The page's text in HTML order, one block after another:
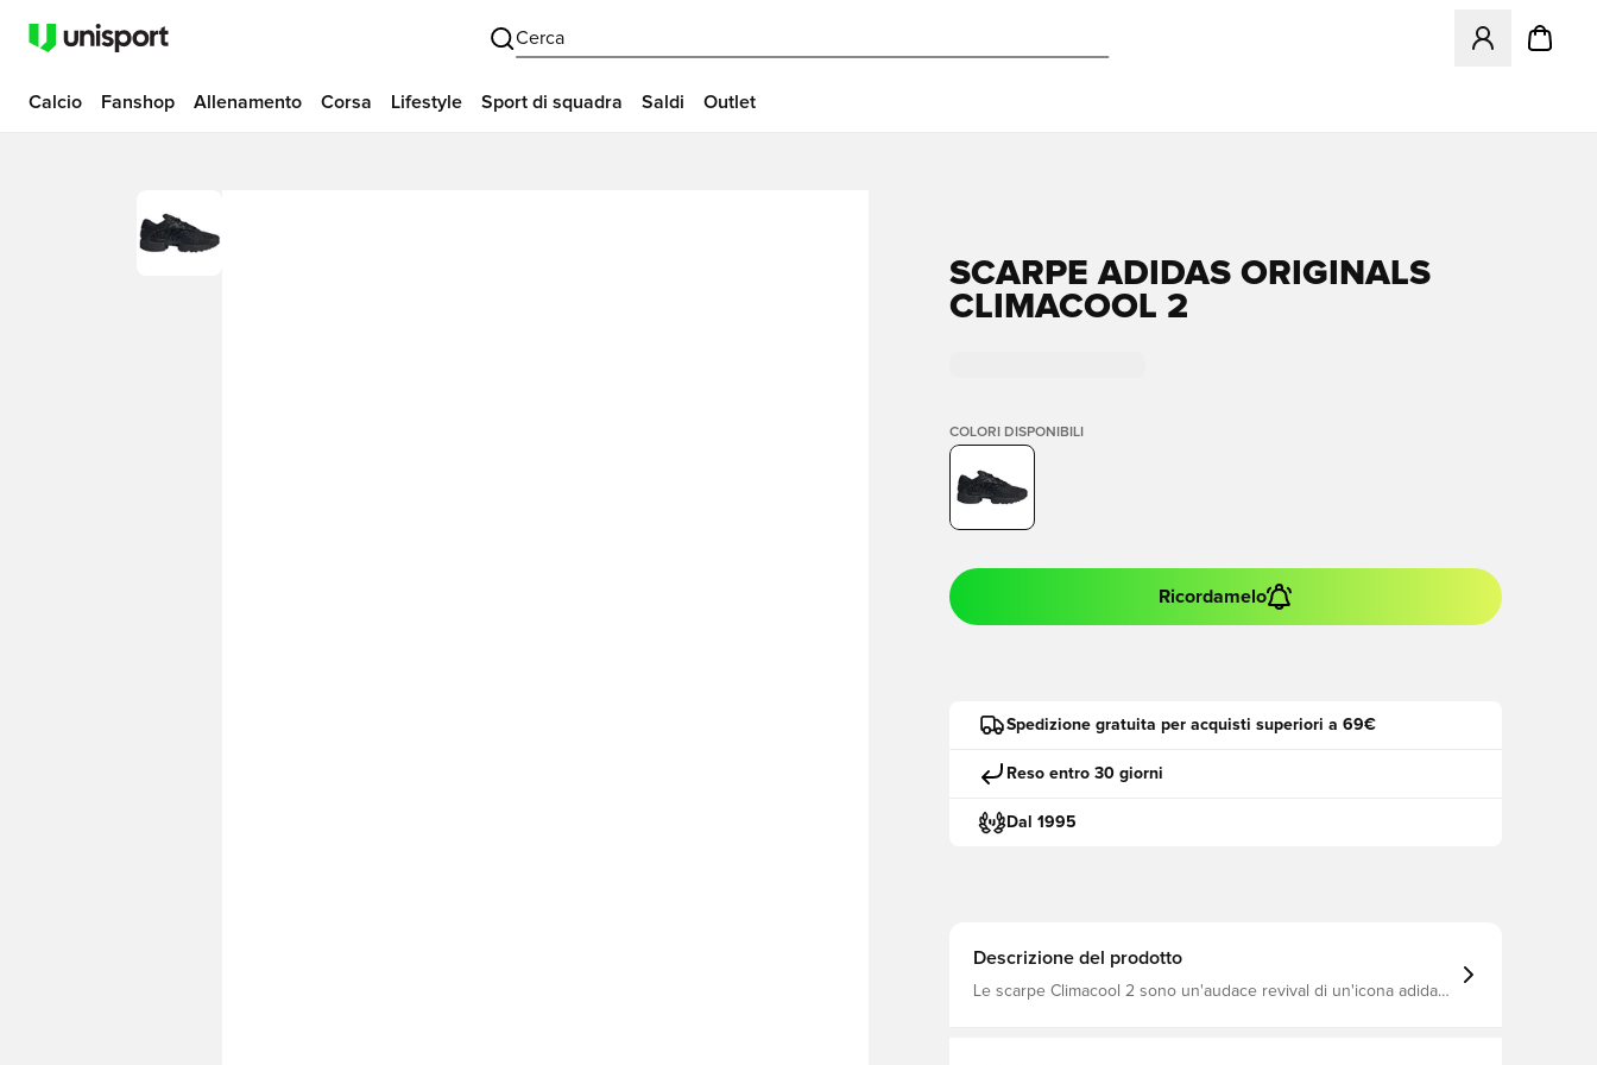
Cerca
Apre una
Calcio Fanshop Allenamento Corsa Lifestyle Sport di squadra Saldi Outlet
SCARPE ADIDAS ORIGINALS
CLIMACOOL 2
COLORI DISPONIBILI
Ricordamelo
Spedizione gratuita per acquisti superiori a 69€
Reso entro 30 giorni
Dal 1995
Descrizione del prodotto
Le scarpe Climacool 2 sono un'audace revival di un'icona adidas.